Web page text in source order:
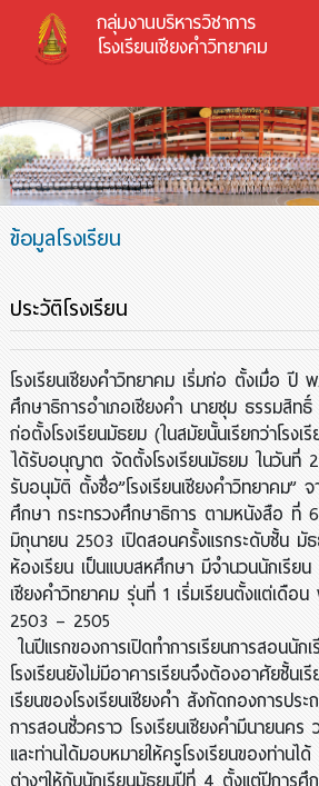
กลุ่มงานบริหารวิชาการ
โรงเรียนเชียงคำวิทยาคม
ข้อมูลโรงเรียน
ประวัติโรงเรียน
โรงเรียนเชียงคำวิทยาคม เริ่มก่อ ตั้งเมื่อ ปี
ศึกษาธิการอำเภอเชียงคำ นายชุม ธรรมสิท
ก่อตั้งโรงเรียนมัธยม (ในสมัยนั้นเรียกว่าโรง
ได้รับอนุญาต จัดตั้งโรงเรียนมัธยม ในวันที่
รับอนุมัติ ตั้งชื่อ”โรงเรียนเชียงคำวิทยาคม”
ศึกษา กระทรวงศึกษาธิการ ตามหนังสือ ที่
มิถุนายน 2503 เปิดสอนครั้งแรกระดับชั้น มั
ห้องเรียน เป็นแบบสหศึกษา มีจำนวนนักเรีย
เชียงคำวิทยาคม รุ่นที่ 1 เริ่มเรียนตั้งแต่เดื
2503 – 2505
ในปีแรกของการเปิดทำการเรียนการสอนนั
โรงเรียนยังไม่มีอาคารเรียนจึงต้องอาศัยชั้นเ
เรียนของโรงเรียนเชียงคำ สังกัดกองการปร
การสอนชั่วคราว โรงเรียนเชียงคำมีนายนค
และท่านได้มอบหมายให้ครูโรงเรียนของท่านไ